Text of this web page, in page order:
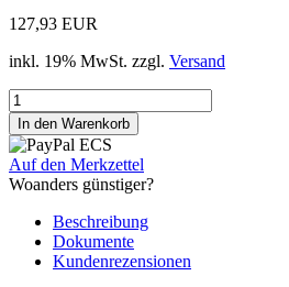
127,93 EUR
inkl. 19% MwSt. zzgl. Versand
Auf den Merkzettel
Woanders günstiger?
Beschreibung
Dokumente
Kundenrezensionen